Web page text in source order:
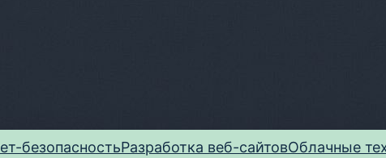
безопасностьРазработка веб-сайтовОблачные